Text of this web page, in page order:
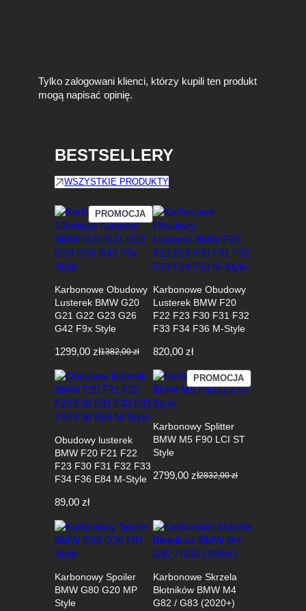
l
o
Tylko zalogowani klienci, którzy kupili ten produkt
mogą napisać opinię.
BESTSELLERY
WSZYSTKIE PRODUKTY
PROMOCJAPRODUKT
W
PROMOCJI
Karbonowe Obudowy
Lusterek BMW G20
G21 G22 G23 G26
G42 F9x Style
1382,00zł
Pierwotna
cena
wynosiła:
1382,00 zł.
1299,00 zł
Aktualna
cena
wynosi:
1299,00 zł.
Karbonowe Obudowy
Lusterek BMW F20
F22 F23 F30 F31 F32
F33 F34 F36 M-Style
820,00 zł
Obudowy lusterek
BMW F20 F21 F22
F23 F30 F31 F32 F33
F34 F36 E84 M-Style
89,00 zł
PROMOCJAPRODUKT
W
Karbonowy Splitter
BMW M5 F90 LCI ST
Style
2832,00zł
Pierwotna
2832,00 zł.
2799,00 zł
Aktualna
2799,00 zł.
Karbonowy Spoiler
BMW G80 G20 MP
Style
Karbonowe Skrzela
Błotników BMW M4
G82 / G83 (2020+)